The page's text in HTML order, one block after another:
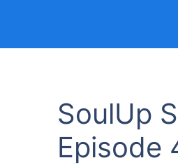
SoulUp
Episode